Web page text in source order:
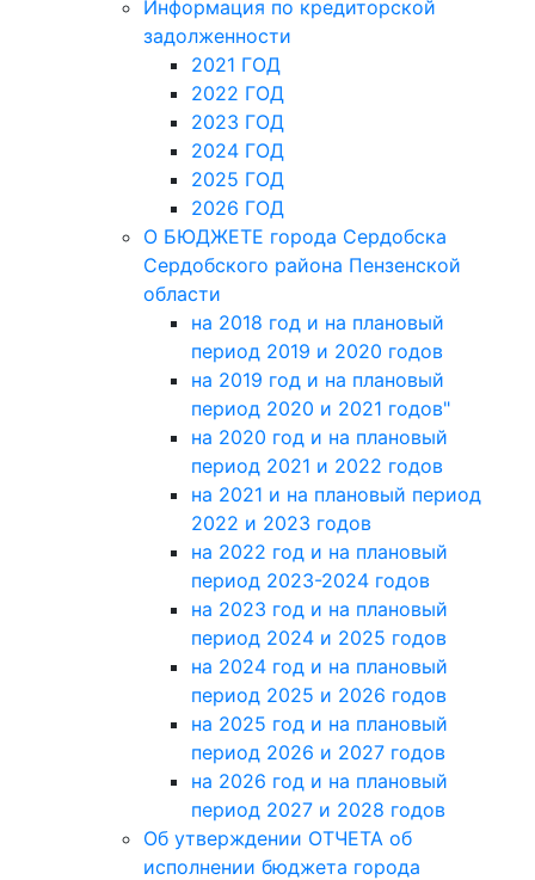
Информация по кредиторской
задолженности
2021 ГОД
2022 ГОД
2023 ГОД
2024 ГОД
2025 ГОД
2026 ГОД
О БЮДЖЕТЕ города Сердобска
Сердобского района Пензенской
области
на 2018 год и на плановый
период 2019 и 2020 годов
на 2019 год и на плановый
период 2020 и 2021 годов"
на 2020 год и на плановый
период 2021 и 2022 годов
на 2021 и на плановый период
2022 и 2023 годов
на 2022 год и на плановый
период 2023-2024 годов
на 2023 год и на плановый
период 2024 и 2025 годов
на 2024 год и на плановый
период 2025 и 2026 годов
на 2025 год и на плановый
период 2026 и 2027 годов
на 2026 год и на плановый
период 2027 и 2028 годов
Об утверждении ОТЧЕТА об
исполнении бюджета города